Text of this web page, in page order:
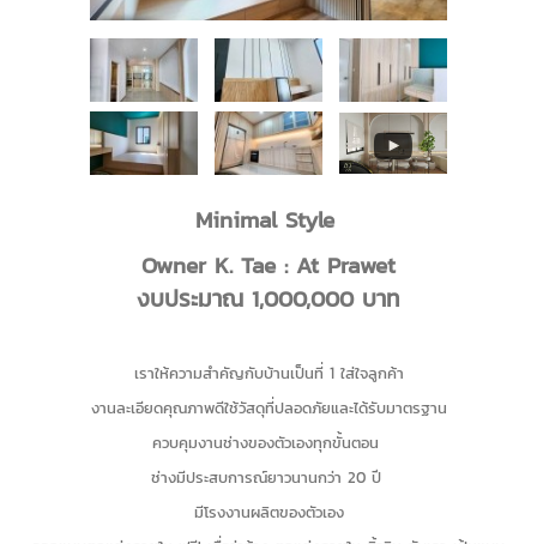
Minimal Style
Owner K. Tae : At Prawet
งบประมาณ 1,000,000 บาท
เราให้ความสำคัญกับบ้านเป็นที่ 1 ใส่ใจลูกค้า
งานละเอียดคุณภาพดีใช้วัสดุที่ปลอดภัยและได้รับมาตรฐาน
ควบคุมงานช่างของตัวเองทุกขั้นตอน
ช่างมีประสบการณ์ยาวนานกว่า 20 ปี
มีโรงงานผลิตของตัวเอง